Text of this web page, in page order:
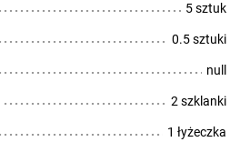
5 sztuk
0.5 sztuki
null
2 szklanki
1 łyżeczka